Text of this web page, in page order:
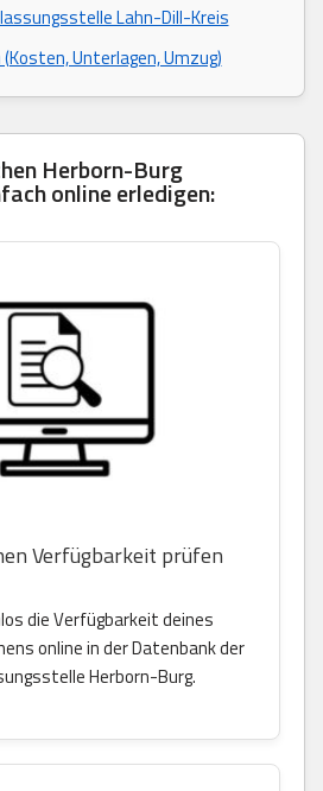
Lahn-Dill-Kreis
Unterlagen, Umzug)
Herborn-Burg
online erledigen:
Verfügbarkeit prüfen
die Verfügbarkeit deines
online in der Datenbank der
Herborn-Burg.